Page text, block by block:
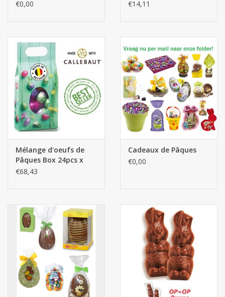
€0,00
saveurs - 1kg Quality
€14,11
Mélange d'oeufs de
Pâques Box 24pcs x
150g
€68,43
Cadeaux de Pâques
€0,00